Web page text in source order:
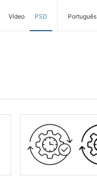
Vídeo PSD Português